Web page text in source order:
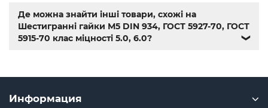
Де можна знайти інші товари, схожі на
Шестигранні гайки М5 DIN 934, ГОСТ 5927-70, ГОСТ
5915-70 клас міцності 5.0, 6.0?
❯
Информация